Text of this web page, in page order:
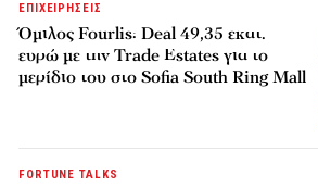
ΕΠΙΧΕΙΡΗΣΕΙΣ
Όμιλος Fourlis: Deal 49,35 εκατ.
ευρώ με την Trade Estates για το
μερίδιο του στο Sofia South Ring Mall
FORTUNE TALKS